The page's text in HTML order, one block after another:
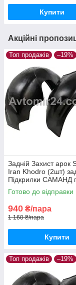
Купити
Акційні
Топ продажів –19%
Задній Захист арок
Iran Khodro (2шт)
Підкрилки САМАНД
задніх
Готово до відправки
940 ₴/пара
1 160 ₴/пара
Купити
Топ продажів –19%